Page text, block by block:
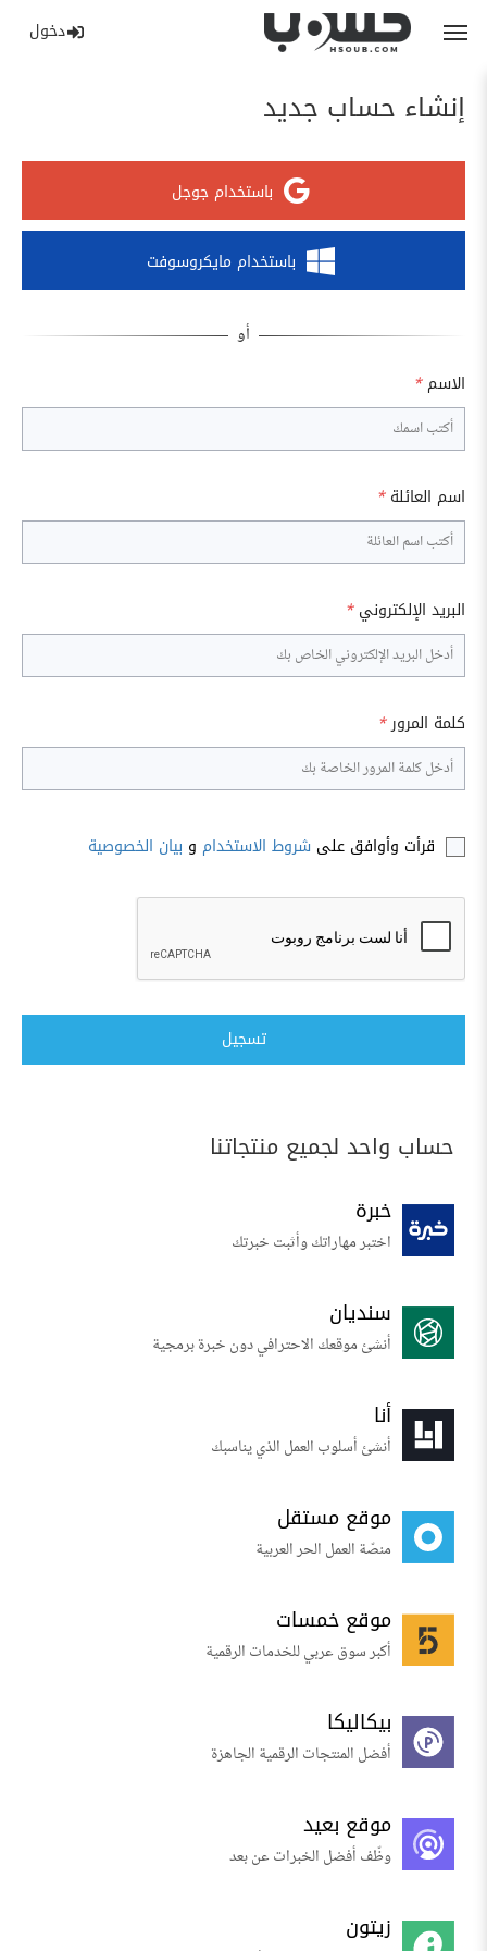
دخول
إنشاء حساب جديد
باستخدام جوجل
باستخدام مايكروسوفت
الاسم *
اسم العائلة *
البريد الإلكتروني *
كلمة المرور*
قرأت وأوافق على شروط الاستخدام و بيان الخصوصية
تسجيل
حساب واحد لجميع منتجاتنا
خبرة
اختبر مهاراتك وأثبت خبرتك
سنديان
أنشئ موقعك الاحترافي دون خبرة برمجية
أنا
أنشئ أسلوب العمل الذي يناسبك
موقع مستقل
منصّة العمل الحر العربية
موقع خمسات
أكبر سوق عربي للخدمات الرقمية
بيكاليكا
أفضل المنتجات الرقمية الجاهزة
موقع بعيد
وظّف أفضل الخبرات عن بعد
زيتون